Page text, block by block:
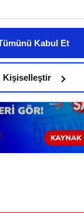
halinde
yaşatabiliriz.
iyi bir reklam
iyi içerikleri
gösterdiğimizi ve
karşılamak
hatırlatmak
bu çerezlere
Kabul Et
Kişiselleştir